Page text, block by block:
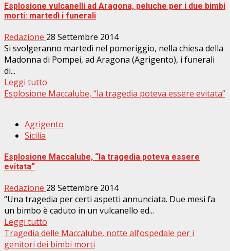
Esplosione vulcanelli ad Aragona, peluche per i due bimbi
morti: martedì i funerali
Redazione 28 Settembre 2014
Si svolgeranno martedì nel pomeriggio, nella chiesa della
Madonna di Pompei, ad Aragona (Agrigento), i funerali
di...
Leggi tutto
Esplosione Maccalube, “la tragedia poteva essere evitata”
Agrigento
Sicilia
Esplosione Maccalube, “la tragedia poteva essere
evitata”
Redazione 28 Settembre 2014
“Una tragedia per certi aspetti annunciata. Due mesi fa
un bimbo è caduto in un vulcanello ed...
Leggi tutto
Tragedia delle Maccalube, notte all’ospedale per i
genitori dei bimbi morti